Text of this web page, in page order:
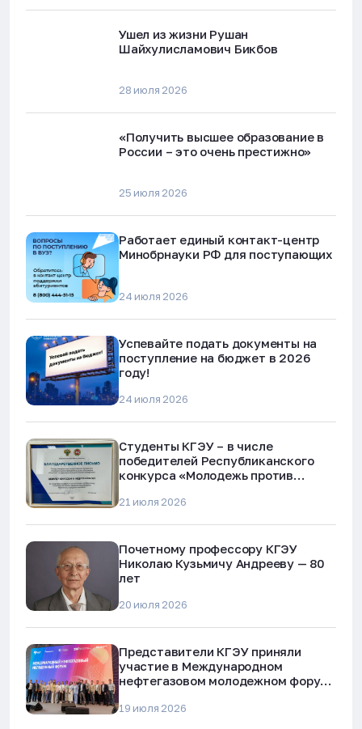
Ушел из жизни Рушан
Шайхулисламович Бикбов
28 июля 2026
«Получить высшее образование в
России – это очень престижно»
25 июля 2026
Работает единый контакт-центр
Минобрнауки РФ для поступающих
24 июля 2026
Успевайте подать документы на
поступление на бюджет в 2026
году!
24 июля 2026
Студенты КГЭУ – в числе
победителей Республиканского
конкурса «Молодежь против
мошенничества»
21 июля 2026
Почетному профессору КГЭУ
Николаю Кузьмичу Андрееву — 80
лет
20 июля 2026
Представители КГЭУ приняли
участие в Международном
нефтегазовом молодежном форуме
19 июля 2026